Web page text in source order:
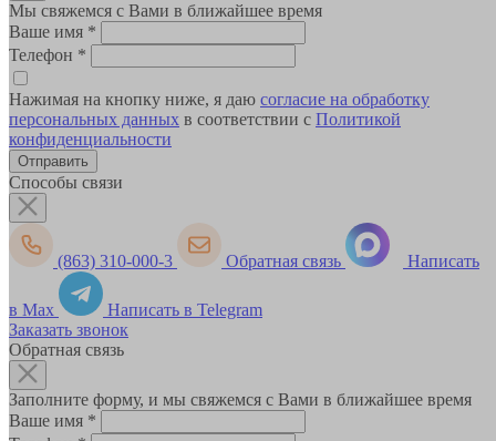
Мы свяжемся с Вами в ближайшее время
Ваше имя *
Телефон *
Нажимая на кнопку ниже, я даю согласие на обработку
персональных данных в соответствии с Политикой
конфиденциальности
Способы связи
(863) 310-000-3 Обратная связь Написать
в Max
Написать в Telegram
Заказать звонок
Обратная связь
Заполните форму, и мы свяжемся с Вами в ближайшее время
Ваше имя *